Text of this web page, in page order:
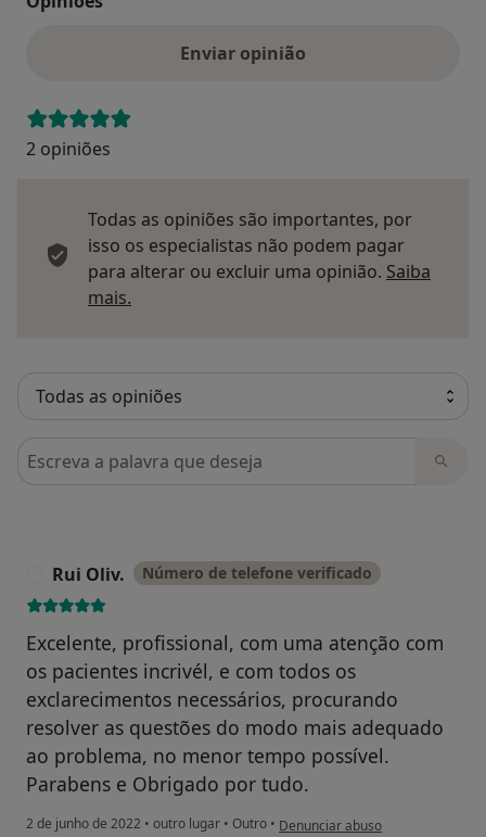
Enviar opinião
2 opiniões
Todas as opiniões são importantes, por
isso os especialistas não podem pagar
para alterar ou excluir uma opinião. Saiba
mais.
Pesquisar em opiniões
Rui Oliv. Número de telefone verificado
Excelente, profissional, com uma atenção com
os pacientes incrivél, e com todos os
exclarecimentos necessários, procurando
resolver as questões do modo mais adequado
ao problema, no menor tempo possível.
Parabens e Obrigado por tudo.
2 de junho de 2022 • outro lugar • Outro • na opinião do utilizador Rui Oliv.
Denunciar abuso